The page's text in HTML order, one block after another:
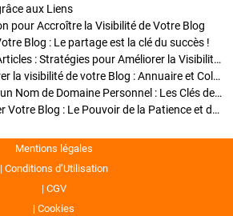
aux Liens
pour Accroître la Visibilité de Votre Blog
Blog : Le partage est la clé du succès !
Optimisation SEO des Articles : Stratégies pour Améliorer la Visibilité de Votre Blog
Stratégies pour améliorer la visibilité de votre Blog : Annuaire et Collaborations
Pourquoi Investir dans un Nom de Domaine Personnel : Les Clés de la Réussite de Votre Blog
Comment Faire Émerger Votre Blog : Le Pouvoir de la Patience et de la Persévérance
Mentions légales
Conditions d’Utilisation
CGV
Cookies